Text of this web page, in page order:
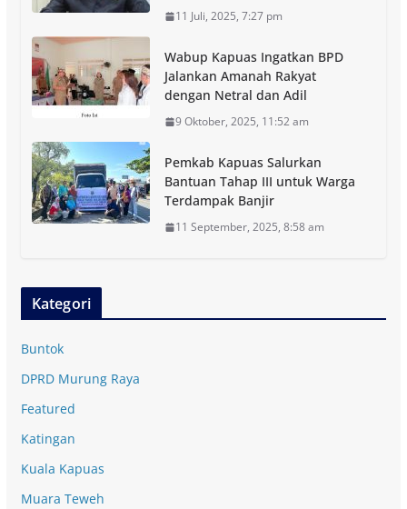
11 Juli, 2025, 7:27 pm
Wabup Kapuas Ingatkan BPD
Jalankan Amanah Rakyat
dengan Netral dan Adil
9 Oktober, 2025, 11:52 am
Pemkab Kapuas Salurkan
Bantuan Tahap III untuk Warga
Terdampak Banjir
11 September, 2025, 8:58 am
Kategori
Buntok
DPRD Murung Raya
Featured
Katingan
Kuala Kapuas
Muara Teweh